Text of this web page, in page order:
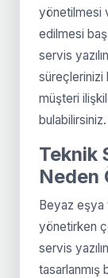
yönetilmesi
edilmesi
servis
süreçlerinizi
müşteri
bulabilirsiniz.
Teknik
Neden
Beyaz eşya
yönetirken
servis
tasarlanmış